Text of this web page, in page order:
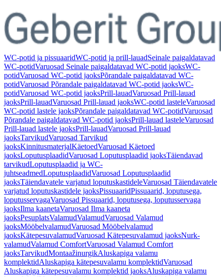
WC-potid ja pissuaaridWC-potid ja prill-lauadSeinale paigaldatavad
WC-potidVaruosad Seinale paigaldatavad WC-potid jaoksWC-
potidVaruosad WC-potid jaoksPõrandale paigaldatavad WC-
potidVaruosad Põrandale paigaldatavad WC-potid jaoksWC-
potidVaruosad WC-potid jaoksPrill-lauadVaruosad Prill-lauad
jaoksPrill-lauadVaruosad Prill-lauad jaoksWC-potid lasteleVaruosad
WC-potid lastele jaoksPõrandale paigaldatavad WC-potidVaruosad
Põrandale paigaldatavad WC-potid jaoksPrill-lauad lasteleVaruosad
Prill-lauad lastele jaoksPrill-lauadVaruosad Prill-lauad
jaoksTarvikudVaruosad Tarvikud
jaoksKinnitusmaterjalKäetoedVaruosad Käetoed
jaoksLoputusplaadidVaruosad Loputusplaadid jaoksTäiendavad
tarvikudLoputusplaadid ja WC-
juhtseadmedLoputusplaadidVaruosad Loputusplaadid
jaoksTäiendavatele varjatud loputuskastideleVaruosad Täiendavatele
varjatud loputuskastidele jaoksPissuaaridPissuaarid, loputusega,
loputusservagaVaruosad Pissuaarid, loputusega, loputusservaga
jaoksIlma kaanetaVaruosad Ilma kaaneta
jaoksPesuplatsValamudValamudVaruosad Valamud
jaoksMööbelvalamudVaruosad Mööbelvalamud
jaoksKätepesuvalamudVaruosad Kätepesuvalamud jaoksNurk-
valamudValamud ComfortVaruosad Valamud Comfort
jaoksTarvikudMontaažinurgikAluskapiga valamu
komplektidAluskapiga kätepesuvalamu komplektidVaruosad
Aluskapiga kätepesuvalamu komplektid jaoksAluskapiga valamu